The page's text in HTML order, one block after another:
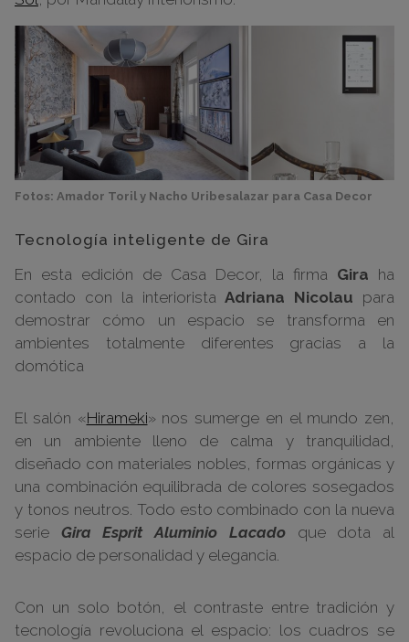
Fotos: Amador Toril y Nacho Uribesalazar para Casa Decor
Tecnología inteligente de Gira
En esta edición de Casa Decor, la firma Gira ha
contado con la interioristaAdriana Nicolau para
demostrar cómo un espacio se transforma en
ambientes totalmente diferentes gracias a la
domótica
El salón «Hirameki» nos sumerge en el mundo zen,
en un ambiente lleno de calma y tranquilidad,
diseñado con materiales nobles, formas orgánicas y
una combinación equilibrada de colores sosegados
y tonos neutros. Todo esto combinado con la nueva
serie Gira Esprit Aluminio Lacadoque dota al
espacio de personalidad y elegancia.
Con un solo botón, el contraste entre tradición y
tecnología revoluciona el espacio: los cuadros se